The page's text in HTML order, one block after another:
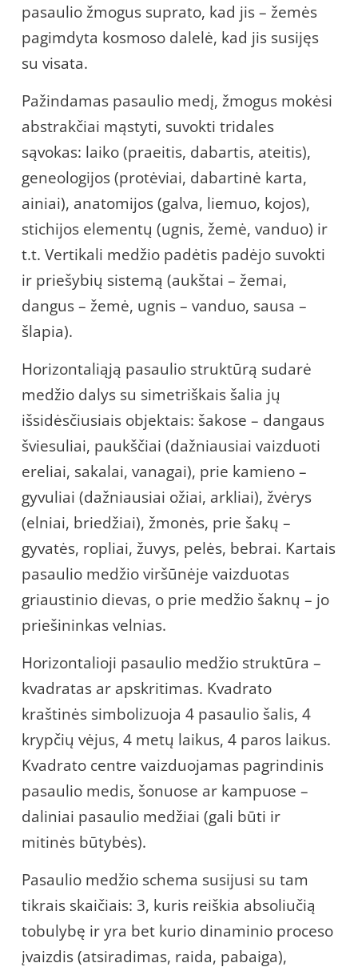
pasaulio žmogus suprato, kad jis – žemės
pagimdyta kosmoso dalelė, kad jis susijęs
su visata.
Pažindamas pasaulio medį, žmogus mokėsi
abstrakčiai mąstyti, suvokti tridales
sąvokas: laiko (praeitis, dabartis, ateitis),
geneologijos (protėviai, dabartinė karta,
ainiai), anatomijos (galva, liemuo, kojos),
stichijos elementų (ugnis, žemė, vanduo) ir
t.t. Vertikali medžio padėtis padėjo suvokti
ir priešybių sistemą (aukštai – žemai,
dangus – žemė, ugnis – vanduo, sausa –
šlapia).
Horizontaliąją pasaulio struktūrą sudarė
medžio dalys su simetriškais šalia jų
išsidėsčiusiais objektais: šakose – dangaus
šviesuliai, paukščiai (dažniausiai vaizduoti
ereliai, sakalai, vanagai), prie kamieno –
gyvuliai (dažniausiai ožiai, arkliai), žvėrys
(elniai, briedžiai), žmonės, prie šakų –
gyvatės, ropliai, žuvys, pelės, bebrai. Kartais
pasaulio medžio viršūnėje vaizduotas
griaustinio dievas, o prie medžio šaknų – jo
priešininkas velnias.
Horizontalioji pasaulio medžio struktūra –
kvadratas ar apskritimas. Kvadrato
kraštinės simbolizuoja 4 pasaulio šalis, 4
krypčių vėjus, 4 metų laikus, 4 paros laikus.
Kvadrato centre vaizduojamas pagrindinis
pasaulio medis, šonuose ar kampuose –
daliniai pasaulio medžiai (gali būti ir
mitinės būtybės).
Pasaulio medžio schema susijusi su tam
tikrais skaičiais: 3, kuris reiškia absoliučią
tobulybę ir yra bet kurio dinaminio proceso
įvaizdis (atsiradimas, raida, pabaiga),